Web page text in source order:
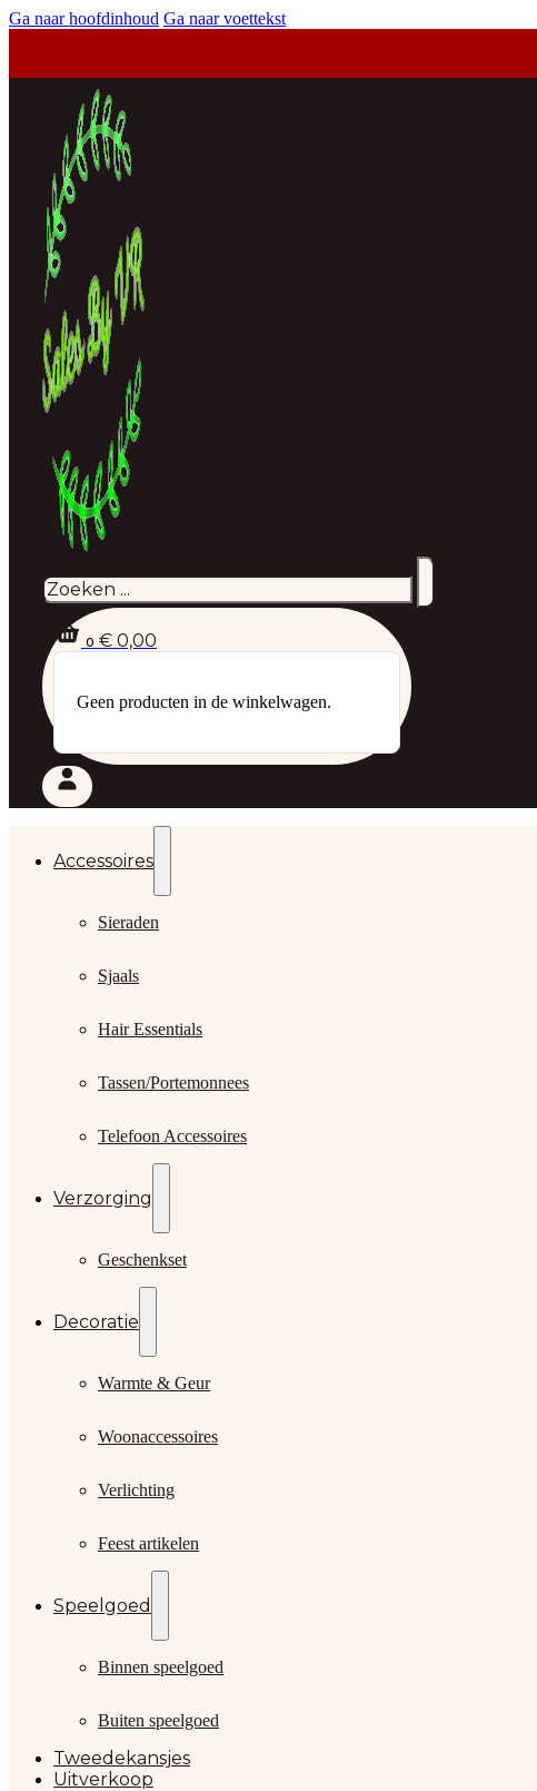
Ga naar hoofdinhoud Ga naar voettekst
0 € 0,00
Geen producten in de winkelwagen.
Accessoires
Sieraden
Sjaals
Hair Essentials
Tassen/Portemonnees
Telefoon Accessoires
Verzorging
Geschenkset
Decoratie
Warmte & Geur
Woonaccessoires
Verlichting
Feest artikelen
Speelgoed
Binnen speelgoed
Buiten speelgoed
Tweedekansjes
Uitverkoop